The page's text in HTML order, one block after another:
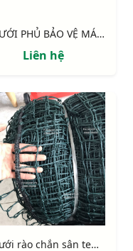
LƯỚI PHỦ BẢO VỆ MÁI TRANH, MÁI LÁ RESORT
Liên hệ
Lưới rào chắn sân tennis